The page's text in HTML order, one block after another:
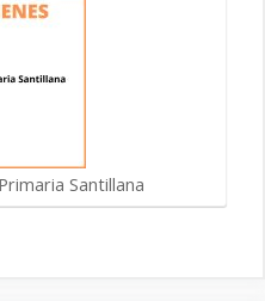
Santillana